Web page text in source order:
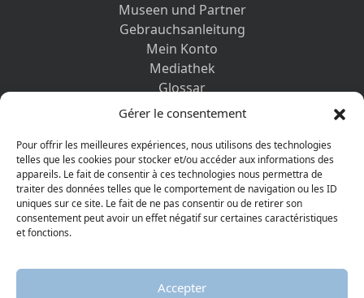
Gérer le consentement
Pour offrir les meilleures expériences, nous utilisons des technologies
telles que les cookies pour stocker et/ou accéder aux informations des
appareils. Le fait de consentir à ces technologies nous permettra de
traiter des données telles que le comportement de navigation ou les ID
uniques sur ce site. Le fait de ne pas consentir ou de retirer son
consentement peut avoir un effet négatif sur certaines caractéristiques
et fonctions.
Accepter
Museen und Partner
Gebrauchsanleitung
Mein Konto
Mediathek
Glossar
Kontaktformular
Datenschutz-Bestimmungen
ENTDECKEN SIE AUCH